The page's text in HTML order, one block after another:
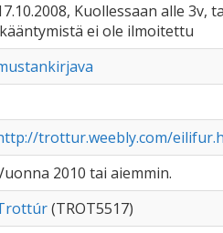
Kuollessaan alle 3v,
ei ole ilmoitettu
trottur.weebly.com/
2010 tai aiemmin.
(TROT5517)